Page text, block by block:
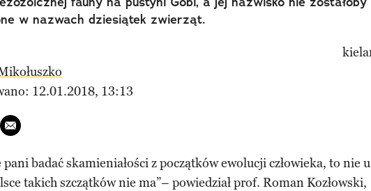
w nazwach dziesiątek zwierząt.
12.01.2018, 13:13
facebook
na twitter
E-mail do przyjaciela
pani badać skamieniałości z początków ewolucji człowieka, to nie u
takich szczątków nie ma”– powiedział prof. Roman Kozłowski,